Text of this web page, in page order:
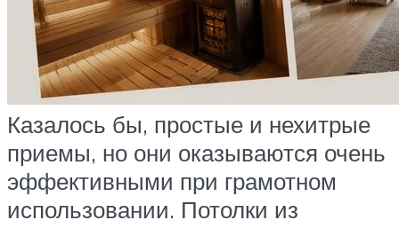
Казалось бы, простые и нехитрые
приемы, но они оказываются очень
эффективными при грамотном
использовании. Потолки из